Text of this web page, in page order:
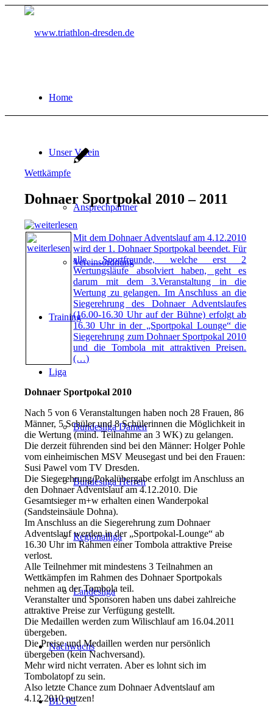
Home
Unser Verein
Ansprechpartner
Vereinsordnung
Training
Liga
Bundesliga Damen
Bundesliga Herren
Regionalliga
Landesliga
Nachwuchs
BLOG
Wettkämpfe
Dohnaer Sportpokal 2010 – 2011
Mit dem Dohnaer Adventslauf am 4.12.2010
wird der 1. Dohnaer Sportpokal beendet. Für
alle Sportfreunde, welche erst 2
Wertungsläufe absolviert haben, geht es
darum mit dem 3.Veranstaltung in die
Wertung zu gelangen. Im Anschluss an die
Siegerehrung des Dohnaer Adventslaufes
(16.00-16.30 Uhr auf der Bühne) erfolgt ab
16.30 Uhr in der „Sportpokal Lounge“ die
Siegerehrung zum Dohnaer Sportpokal 2010
und die Tombola mit attraktiven Preisen.
(…)
Dohnaer Sportpokal 2010
Nach 5 von 6 Veranstaltungen haben noch 28 Frauen, 86
Männer, 5 Schüler und 8 Schülerinnen die Möglichkeit in
die Wertung (mind. Teilnahme an 3 WK) zu gelangen.
Die derzeit führenden sind bei den Männer: Holger Pohle
vom einheimischen MSV Meusegast und bei den Frauen:
Susi Pawel vom TV Dresden.
Die Siegerehrung/Pokalübergabe erfolgt im Anschluss an
den Dohnaer Adventslauf am 4.12.2010. Die
Gesamtsieger m+w erhalten einen Wanderpokal
(Sandsteinsäule Dohna).
Im Anschluss an die Siegerehrung zum Dohnaer
Adventslauf werden in der „Sportpokal-Lounge“ ab
16.30 Uhr im Rahmen einer Tombola attraktive Preise
verlost.
Alle Teilnehmer mit mindestens 3 Teilnahmen an
Wettkämpfen im Rahmen des Dohnaer Sportpokals
nehmen an der Tombola teil.
Veranstalter und Sponsoren haben uns dabei zahlreiche
attraktive Preise zur Verfügung gestellt.
Die Medaillen werden zum Wilischlauf am 16.04.2011
übergeben.
Die Preise und Medaillen werden nur persönlich
übergeben (kein Nachversand).
Mehr wird nicht verraten. Aber es lohnt sich im
Tombolatopf zu sein.
Also letzte Chance zum Dohnaer Adventslauf am
4.12.2010 nutzen!